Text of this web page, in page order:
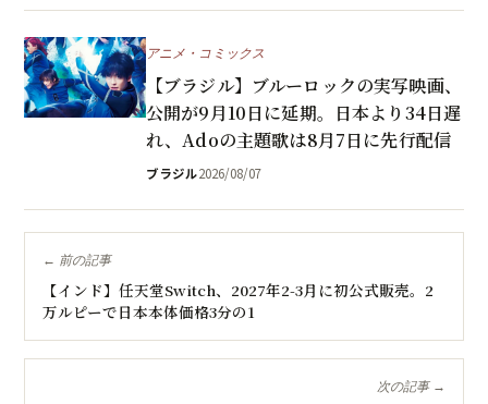
アニメ・コミックス
【ブラジル】ブルーロックの実写映画、
公開が9月10日に延期。日本より34日遅
れ、Adoの主題歌は8月7日に先行配信
ブラジル2026/08/07
← 前の記事
【インド】任天堂Switch、2027年2-3月に初公式販売。2
万ルピーで日本本体価格3分の1
次の記事 →